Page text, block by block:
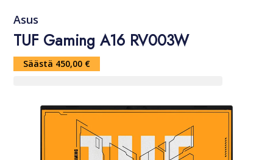
Asus
TUF Gaming A16 RV003W
Säästä 450,00 €